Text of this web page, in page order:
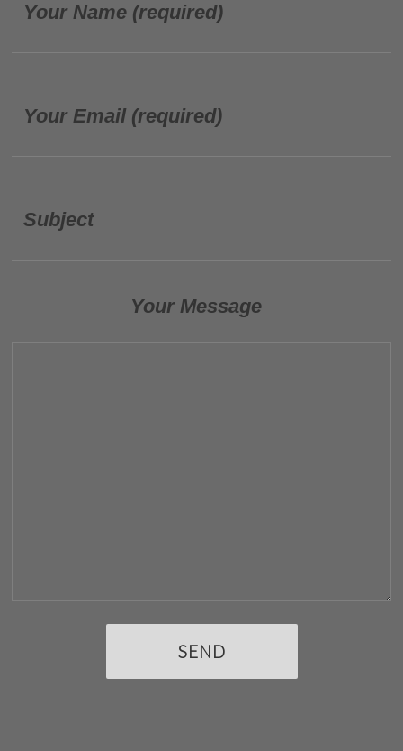
Your Name (required)
Your Email (required)
Subject
Your Message